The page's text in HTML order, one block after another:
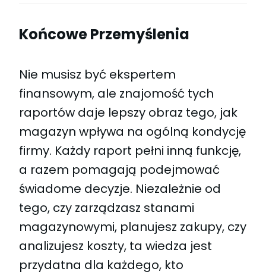
Końcowe Przemyślenia
Nie musisz być ekspertem
finansowym, ale znajomość tych
raportów daje lepszy obraz tego, jak
magazyn wpływa na ogólną kondycję
firmy. Każdy raport pełni inną funkcję,
a razem pomagają podejmować
świadome decyzje. Niezależnie od
tego, czy zarządzasz stanami
magazynowymi, planujesz zakupy, czy
analizujesz koszty, ta wiedza jest
przydatna dla każdego, kto